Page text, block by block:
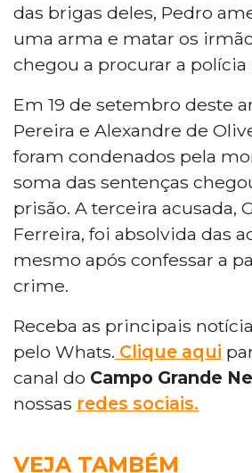
das brigas deles, Pedro
uma arma e matar os
chegou a procurar a
Em 19 de setembro deste
Pereira e Alexandre de
foram condenados pela
soma das sentenças
prisão. A terceira acusada,
Ferreira, foi absolvida das
mesmo após confessar a
crime.
Receba as principais
pelo Whats. Clique aqui
canal do Campo Grande
nossas redes sociais.
VEJA TAMBÉM